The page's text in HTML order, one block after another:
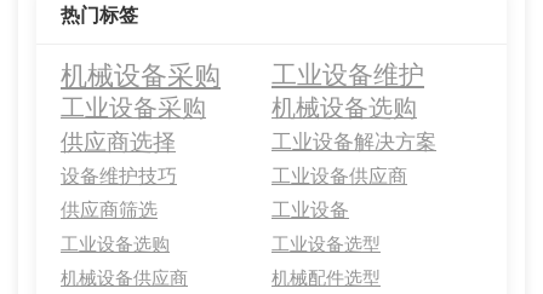
热门标签
机械设备采购 工业设备维护
工业设备采购
机械设备选购
供应商选择
工业设备解决方案
设备维护技巧
工业设备供应商
供应商筛选
工业设备
工业设备选购
工业设备选型
机械设备供应商
机械配件选型